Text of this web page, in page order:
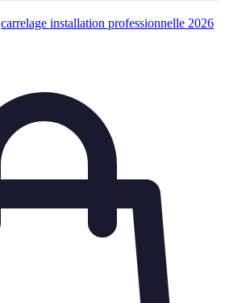
carrelage installation professionnelle 2026